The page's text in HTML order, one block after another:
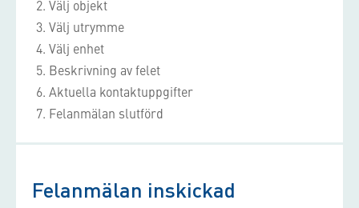
2 Välj objekt
3 Välj utrymme
4 Välj enhet
5 Beskrivning av felet
6 Aktuella kontaktuppgifter
7 Felanmälan slutförd
Felanmälan inskickad